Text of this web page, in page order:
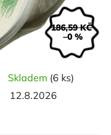
Skladem (6 ks)
12.8.2026
186,59 KČ
–0 %